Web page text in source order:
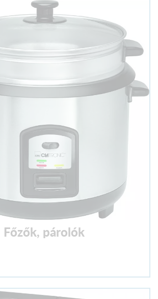
Főzők, párolók